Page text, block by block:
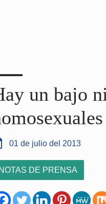
un bajo
01 de julio del 2013
NOTAS DE PRENSA